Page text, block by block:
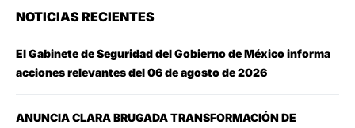
NOTICIAS RECIENTES
El Gabinete de Seguridad del Gobierno de México informa
acciones relevantes del 06 de agosto de 2026
ANUNCIA CLARA BRUGADA TRANSFORMACIÓN DE